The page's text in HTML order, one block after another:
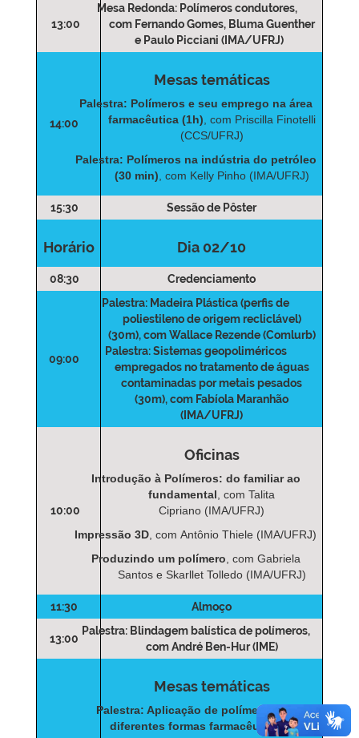
13:00
Mesa Redonda: Polímeros condutores,
com Fernando Gomes, Bluma Guenther
e Paulo Picciani (IMA/UFRJ)
14:00
Mesas temáticas
Palestra: Polímeros e seu emprego na área
farmacêutica (1h) , com Priscilla Finotelli
(CCS/UFRJ)
Palestra: Polímeros na indústria do petróleo
(30 min) , com Kelly Pinho (IMA/UFRJ)
15:30 Sessão de Pôster
Horário Dia 02/10
08:30 Credenciamento
09:00
Palestra: Madeira Plástica (perfis de
poliestileno de origem recliclável)
(30m), com Wallace Rezende (Comlurb)
Palestra: Sistemas geopoliméricos
empregados no tratamento de águas
contaminadas por metais pesados
(30m), com Fabíola Maranhão
(IMA/UFRJ)
10:00
Oficinas
Introdução à Polímeros: do familiar ao
fundamental , com Talita
Cipriano (IMA/UFRJ)
Impressão 3D , com Antônio Thiele (IMA/UFRJ)
Produzindo um polímero , com Gabriela
Santos e Skarllet Tolledo (IMA/UFRJ)
11:30 Almoço
13:00
Palestra: Blindagem balística de polímeros,
com André Ben-Hur (IME)
Mesas temáticas
Palestra: Aplicação de polímeros em
diferentes formas farmacêuticas (1h),